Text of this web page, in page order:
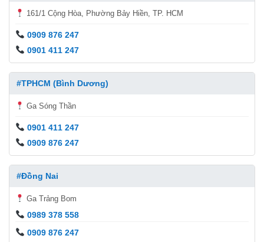
161/1 Cộng Hòa, Phường Bảy Hiền, TP. HCM
0909 876 247
0901 411 247
#TPHCM (Bình Dương)
Ga Sóng Thần
0901 411 247
0909 876 247
#Đồng Nai
Ga Trảng Bom
0989 378 558
0909 876 247